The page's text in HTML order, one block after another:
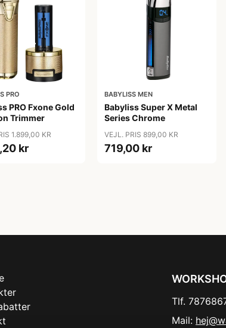
PRO
PRO Fxone Gold
Trimmer
1.899,00 KR
kr
BABYLISS MEN
Babyliss Super X Metal
Series Chrome
VEJL. PRIS 899,00 KR
719,00 kr
Tlf.
Mail: